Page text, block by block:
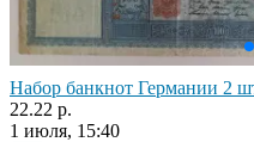
Набор банкнот Германии 2
22.22 р.
1 июля, 15:40